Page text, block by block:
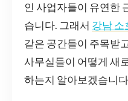
인 사업자들이 유연한
습니다. 그래서 강남 소
같은 공간들이 주목받
사무실들이 어떻게 새
하는지 알아보겠습니